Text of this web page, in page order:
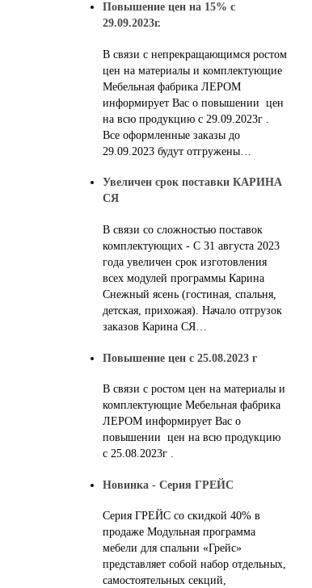
Повышение цен на 15% с
29.09.2023г.
В связи с непрекращающимся ростом
цен на материалы и комплектующие
Мебельная фабрика ЛЕРОМ
информирует Вас о повышении цен
на всю продукцию с 29.09.2023г .
Все оформленные заказы до
29.09.2023 будут отгружены…
Увеличен срок поставки КАРИНА
СЯ
В связи со сложностью поставок
комплектующих - С 31 августа 2023
года увеличен срок изготовления
всех модулей программы Карина
Снежный ясень (гостиная, спальня,
детская, прихожая). Начало отгрузок
заказов Карина СЯ…
Повышение цен с 25.08.2023 г
В связи с ростом цен на материалы и
комплектующие Мебельная фабрика
ЛЕРОМ информирует Вас о
повышении цен на всю продукцию
с 25.08.2023г .
Новинка - Серия ГРЕЙС
Серия ГРЕЙС со скидкой 40% в
продаже Модульная программа
мебели для спальни «Грейс»
представляет собой набор отдельных,
самостоятельных секций,